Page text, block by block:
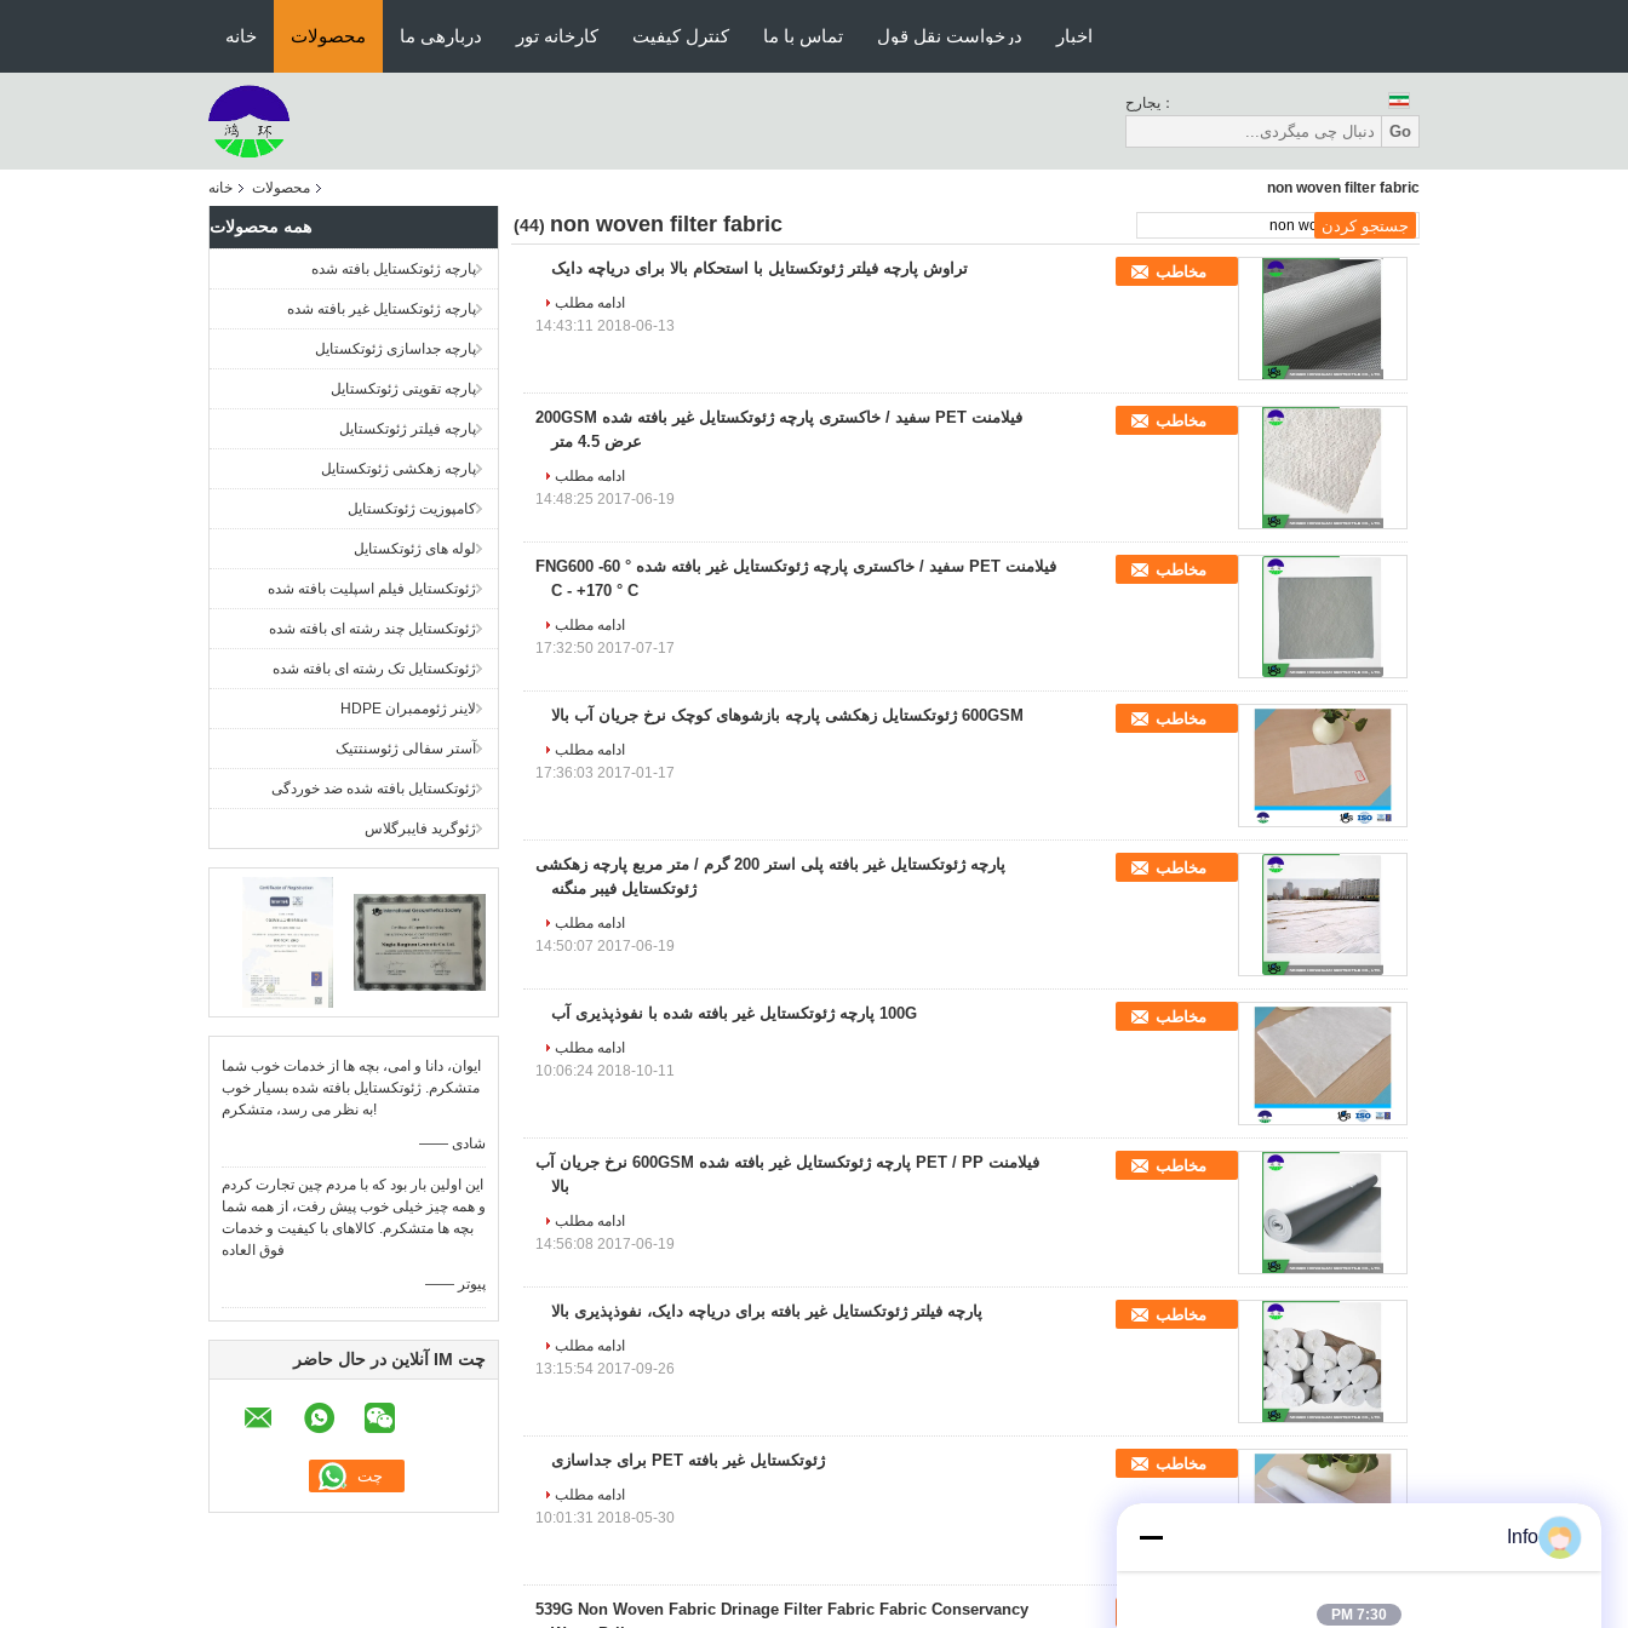
خانه محصولات دربارهی ما کارخانه تور کنترل کیفیت تماس با ما درخواست نقل قول اخبار
حراجی：
Go
خانه محصولات non woven filter fabric
همه محصولات
پارچه ژئوتکستایل بافته شده
پارچه ژئوتکستایل غیر بافته شده
پارچه جداسازی ژئوتکستایل
پارچه تقویتی ژئوتکستایل
پارچه فیلتر ژئوتکستایل
پارچه زهکشی ژئوتکستایل
کامپوزیت ژئوتکستایل
لوله های ژئوتکستایل
ژئوتکستایل فیلم اسپلیت بافته شده
ژئوتکستایل چند رشته ای بافته شده
ژئوتکستایل تک رشته ای بافته شده
لاینر ژئوممبران HDPE
آستر سفالی ژئوسنتتیک
ژئوتکستایل بافته شده ضد خوردگی
ژئوگرید فایبرگلاس
ایوان، دانا و امی، بچه ها از خدمات خوب شما
متشکرم. ژئوتکستایل بافته شده بسیار خوب
به نظر می رسد، متشکرم!
—— شادی
این اولین بار بود که با مردم چین تجارت کردم
و همه چیز خیلی خوب پیش رفت، از همه شما
بچه ها متشکرم. کالاهای با کیفیت و خدمات
فوق العاده
—— پیوتر
چت IM آنلاین در حال حاضر
non woven filter fabric
(44)
تراوش پارچه فیلتر ژئوتکستایل با استحکام بالا برای دریاچه دایک مخاطب
ادامه مطلب
2018-06-13 14:43:11
فیلامنت PET سفید / خاکستری پارچه ژئوتکستایل غیر بافته شده 200GSM
عرض 4.5 متر
مخاطب
ادامه مطلب
2017-06-19 14:48:25
فیلامنت PET سفید / خاکستری پارچه ژئوتکستایل غیر بافته شده FNG600 -60 °
C - +170 ° C
مخاطب
ادامه مطلب
2017-07-17 17:32:50
600GSM ژئوتکستایل زهکشی پارچه بازشوهای کوچک نرخ جریان آب بالا مخاطب
ادامه مطلب
2017-01-17 17:36:03
پارچه ژئوتکستایل غیر بافته پلی استر 200 گرم / متر مربع پارچه زهکشی
ژئوتکستایل فیبر منگنه
مخاطب
ادامه مطلب
2017-06-19 14:50:07
100G پارچه ژئوتکستایل غیر بافته شده با نفوذپذیری آب مخاطب
ادامه مطلب
2018-10-11 10:06:24
فیلامنت PET / PP پارچه ژئوتکستایل غیر بافته شده 600GSM نرخ جریان آب
بالا
مخاطب
ادامه مطلب
2017-06-19 14:56:08
پارچه فیلتر ژئوتکستایل غیر بافته برای دریاچه دایک، نفوذپذیری بالا مخاطب
ادامه مطلب
2017-09-26 13:15:54
ژئوتکستایل غیر بافته PET برای جداسازی مخاطب
ادامه مطلب
2018-05-30 10:01:31
539G Non Woven Fabric Drinage Filter Fabric Fabric Conservancy
Info
7:30 PM